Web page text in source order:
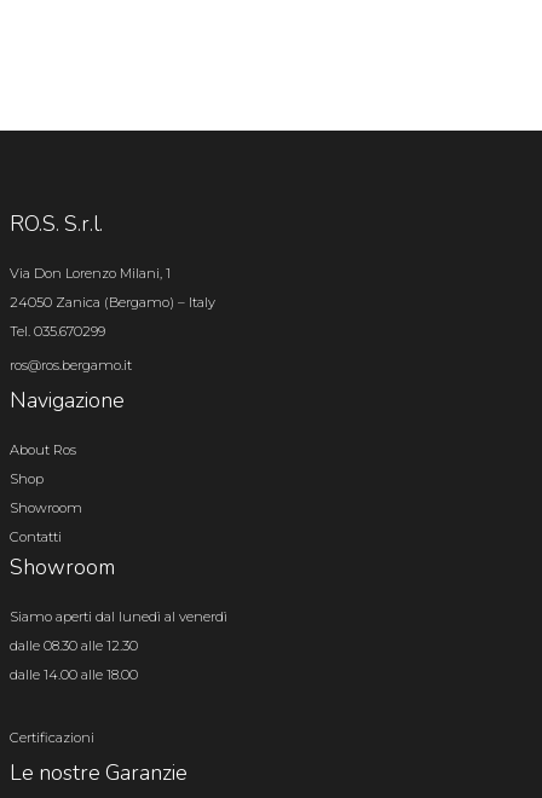
RO.S. S.r.l.
Via Don Lorenzo Milani, 1
24050 Zanica (Bergamo) – Italy
Tel. 035.670299
ros@ros.bergamo.it
Navigazione
About Ros
Shop
Showroom
Contatti
Showroom
Siamo aperti dal lunedì al venerdì
dalle 08.30 alle 12.30
dalle 14.00 alle 18.00
Certificazioni
Le nostre Garanzie